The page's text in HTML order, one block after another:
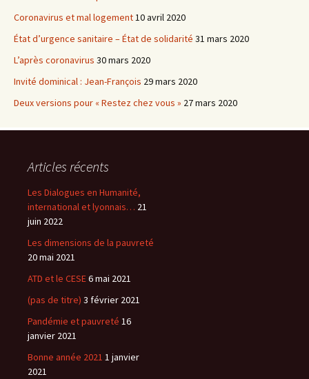
Coronavirus et mal logement10 avril 2020
État d’urgence sanitaire – État de solidarité 31 mars 2020
L’après coronavirus 30 mars 2020
Invité dominical : Jean-François 29 mars 2020
Deux versions pour « Restez chez vous » 27 mars 2020
Articles récents
Les Dialogues en Humanité,
international et lyonnais… 21
juin 2022
Les dimensions de la pauvreté
20 mai 2021
ATD et le CESE6 mai 2021
(pas de titre) 3 février 2021
Pandémie et pauvreté 16
janvier 2021
Bonne année 2021 1 janvier
2021